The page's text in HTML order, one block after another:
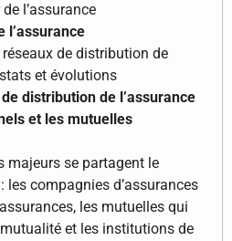
l’assurance
l’assurance
de distribution de
et évolutions
distribution de l’assurance
et les mutuelles
majeurs se partagent le
les compagnies d’assurances
les mutuelles qui
et les institutions de